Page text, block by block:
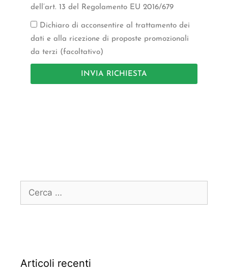
dell’art. 13 del Regolamento EU 2016/679
Dichiaro di acconsentire al trattamento dei
dati e alla ricezione di proposte promozionali
da terzi (facoltativo)
INVIA RICHIESTA
Articoli recenti